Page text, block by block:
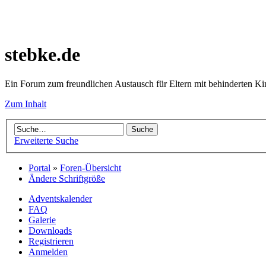
stebke.de
Ein Forum zum freundlichen Austausch für Eltern mit behinderten
Zum Inhalt
Erweiterte Suche
Portal » Foren-Übersicht
Ändere Schriftgröße
Adventskalender
FAQ
Galerie
Downloads
Registrieren
Anmelden